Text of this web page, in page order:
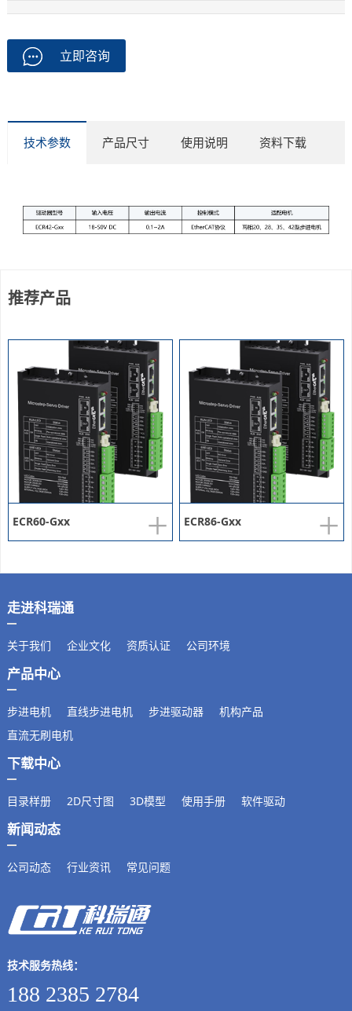
立即咨询
技术参数 产品尺寸 使用说明 资料下载
推荐产品
+
ECR60-Gxx +
ECR86-Gxx
走进科瑞通
关于我们 企业文化 资质认证 公司环境
产品中心
步进电机 直线步进电机 步进驱动器
机构产品
直流无刷电机
下载中心
目录样册 2D尺寸图 3D模型 使用手册 软件驱动
新闻动态
公司动态 行业资讯 常见问题
技术服务热线：
188 2385 2784